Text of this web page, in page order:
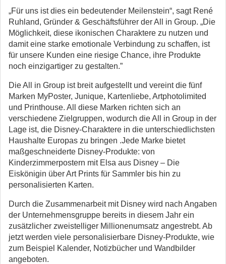
„Für uns ist dies ein bedeutender Meilenstein“, sagt René
Ruhland, Gründer & Geschäftsführer der All in Group. „Die
Möglichkeit, diese ikonischen Charaktere zu nutzen und
damit eine starke emotionale Verbindung zu schaffen, ist
für unsere Kunden eine riesige Chance, ihre Produkte
noch einzigartiger zu gestalten.”
Die All in Group ist breit aufgestellt und vereint die fünf
Marken MyPoster, Junique, Kartenliebe, Artphotolimited
und Printhouse. All diese Marken richten sich an
verschiedene Zielgruppen, wodurch die All in Group in der
Lage ist, die Disney-Charaktere in die unterschiedlichsten
Haushalte Europas zu bringen .Jede Marke bietet
maßgeschneiderte Disney-Produkte: von
Kinderzimmerpostern mit Elsa aus Disney – Die
Eiskönigin über Art Prints für Sammler bis hin zu
personalisierten Karten.
Durch die Zusammenarbeit mit Disney wird nach Angaben
der Unternehmensgruppe bereits in diesem Jahr ein
zusätzlicher zweistelliger Millionenumsatz angestrebt. Ab
jetzt werden viele personalisierbare Disney-Produkte, wie
zum Beispiel Kalender, Notizbücher und Wandbilder
angeboten.